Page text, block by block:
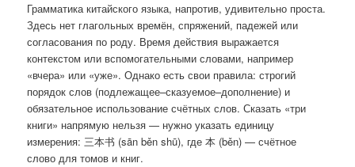
Грамматика китайского языка, напротив, удивительно проста.
Здесь нет глагольных времён, спряжений, падежей или
согласования по роду. Время действия выражается
контекстом или вспомогательными словами, например
«вчера» или «уже». Однако есть свои правила: строгий
порядок слов (подлежащее–сказуемое–дополнение) и
обязательное использование счётных слов. Сказать «три
книги» напрямую нельзя — нужно указать единицу
измерения: 三本书 (sān běn shū), где 本 (běn) — счётное
слово для томов и книг.